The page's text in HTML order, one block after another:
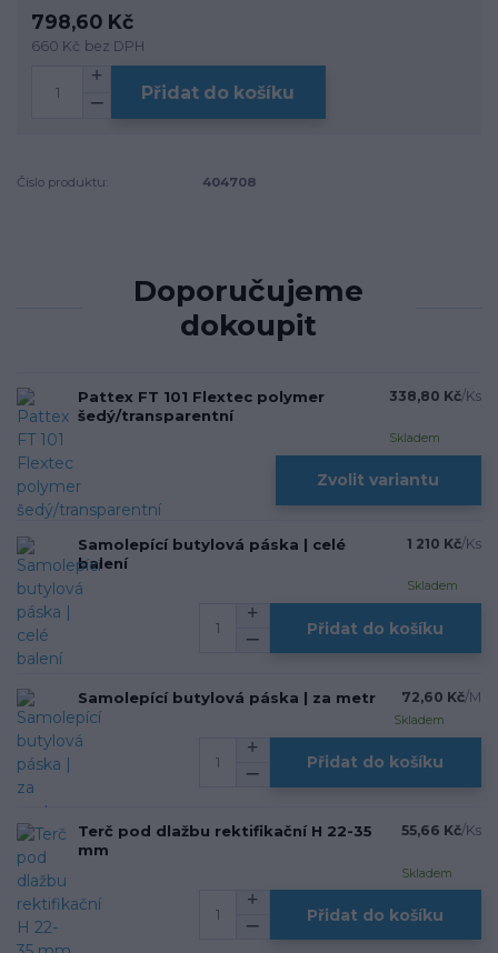
798,60 Kč
660 Kč bez DPH
Přidat do košíku
Číslo produktu: 404708
Doporučujeme
dokoupit
Pattex FT 101 Flextec polymer
šedý/transparentní
338,80 Kč/Ks
Skladem
Zvolit variantu
Samolepící butylová páska | celé
balení
1 210 Kč/Ks
Skladem
Přidat do košíku
Samolepící butylová páska | za metr 72,60 Kč/M
Skladem
Přidat do košíku
Terč pod dlažbu rektifikační H 22-35
mm
55,66 Kč/Ks
Skladem
Přidat do košíku